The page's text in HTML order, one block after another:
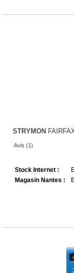
STRYMON
Avis (1)
Stock Internet :
Magasin Nantes :